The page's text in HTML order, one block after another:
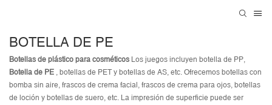
BOTELLA DE PE
Botellas de plástico para cosméticos Los juegos incluyen botella de PP,
Botella de PE , botellas de PET y botellas de AS, etc. Ofrecemos botellas con
bomba sin aire, frascos de crema facial, frascos de crema para ojos, botellas
de loción y botellas de suero, etc. La impresión de superficie puede ser